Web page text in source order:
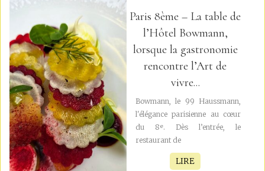
Paris 8ème – La table de
l’Hôtel Bowmann,
lorsque la gastronomie
rencontre l’Art de
vivre...
Bowmann, le 99 Haussmann,
l'élégance parisienne au cœur
du 8ᵉ. Dès l’entrée, le
restaurant de
LIRE